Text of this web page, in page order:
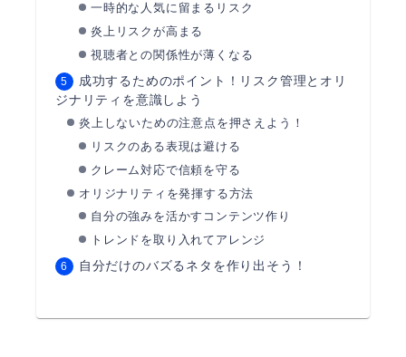
一時的な人気に留まるリスク
炎上リスクが高まる
視聴者との関係性が薄くなる
成功するためのポイント！リスク管理とオリ
ジナリティを意識しよう
炎上しないための注意点を押さえよう！
リスクのある表現は避ける
クレーム対応で信頼を守る
オリジナリティを発揮する方法
自分の強みを活かすコンテンツ作り
トレンドを取り入れてアレンジ
自分だけのバズるネタを作り出そう！